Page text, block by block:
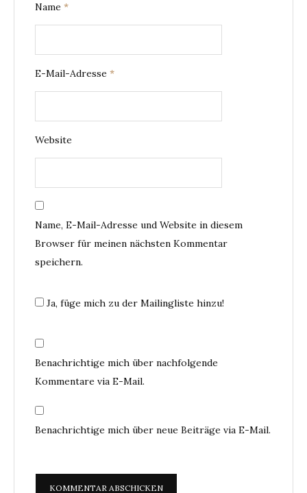
Name *
E-Mail-Adresse *
Website
Name, E-Mail-Adresse und Website in diesem
Browser für meinen nächsten Kommentar
speichern.
Ja, füge mich zu der Mailingliste hinzu!
Benachrichtige mich über nachfolgende
Kommentare via E-Mail.
Benachrichtige mich über neue Beiträge via E-Mail.